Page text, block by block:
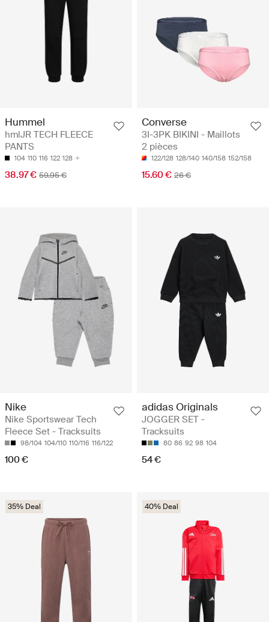
Hummel
hmlJR TECH FLEECE
PANTS
104 110 116 122 128
38.97 € 59.95 €
Converse
3I-3PK BIKINI - Maillots
2 pièces
122/128 128/140 140/158 152/158
15.60 € 26 €
Nike
Nike Sportswear Tech
Fleece Set - Tracksuits
98/104 104/110 110/116 116/122
100 €
adidas Originals
JOGGER SET -
Tracksuits
80 86 92 98 104
54 €
35% Deal 40% Deal